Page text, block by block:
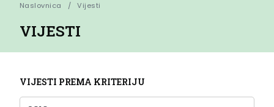
Naslovnica Vijesti
VIJESTI
VIJESTI PREMA KRITERIJU